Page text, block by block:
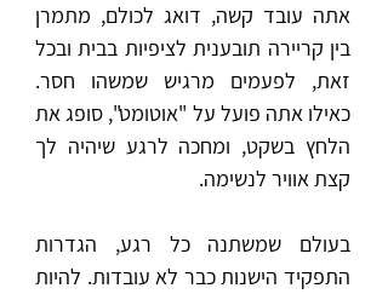
אתה עובד קשה, דואג לכולם, מתמרן
בין קריירה תובענית לציפיות בבית ובכל
זאת, לפעמים מרגיש שמשהו חסר.
כאילו אתה פועל על "אוטומט", סופג את
הלחץ בשקט, ומחכה לרגע שיהיה לך
קצת אוויר לנשימה.
בעולם שמשתנה כל רגע, הגדרות
התפקיד הישנות כבר לא עובדות. להיות